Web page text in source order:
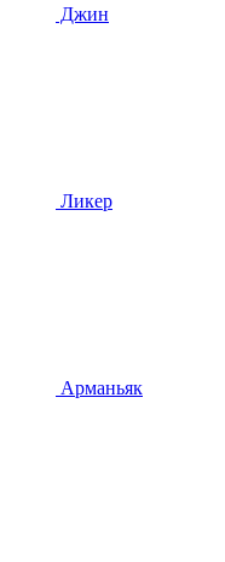
Джин
Ликер
Арманьяк